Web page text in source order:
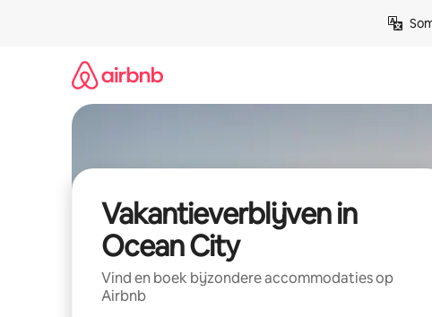
Vakantieverblijven in
Ocean City
Vind en boek bijzondere accommodaties op
Airbnb